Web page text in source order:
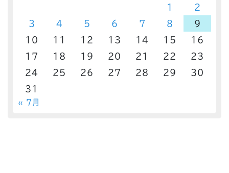
1
2
3
4 5 6 7 8
9
10
11 12 13 14 15
16
17
18 19 20 21 22
23
24
25 26 27 28 29
30
31
« 7月